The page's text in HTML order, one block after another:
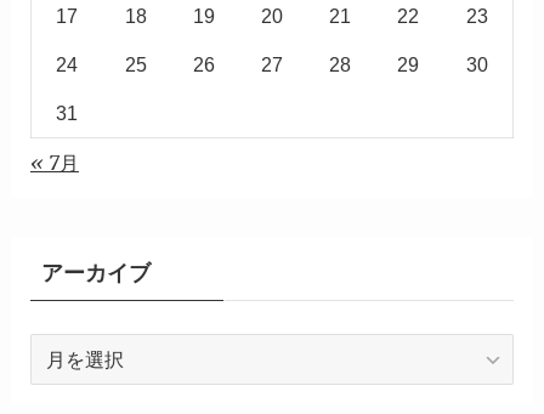
17 18 19 20 21 22 23
24 25 26 27 28 29 30
31
« 7月
アーカイブ
ー